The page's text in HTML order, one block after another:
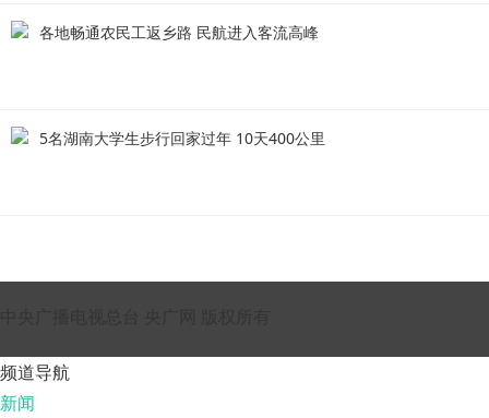
各地畅通农民工返乡路 民航进入客流高峰
5名湖南大学生步行回家过年 10天400公里
频道导航
新闻